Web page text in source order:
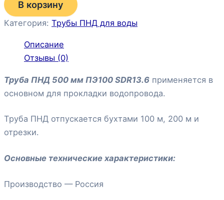
В корзину
Категория: Трубы ПНД для воды
Описание
Отзывы (0)
Труба ПНД 500 мм ПЭ100 SDR13.6 применяется в
основном для прокладки водопровода.
Труба ПНД отпускается бухтами 100 м, 200 м и
отрезки.
Основные технические характеристики:
Производство — Россия